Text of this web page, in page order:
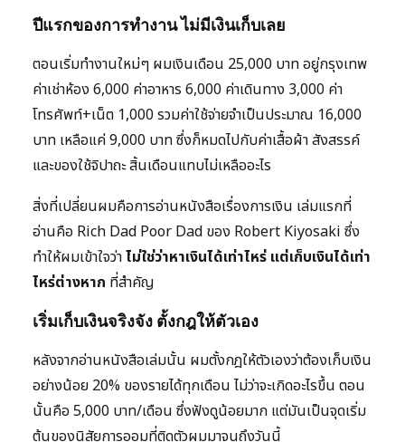
ปีแรกของการทำงาน ไม่มีเงินเก็บเลย
ตอนเริ่มทำงานใหม่ๆ ผมเงินเดือน 25,000 บาท อยู่กรุงเทพ
ค่าเช่าห้อง 6,000 ค่าอาหาร 6,000 ค่าเดินทาง 3,000 ค่า
โทรศัพท์+เน็ต 1,000 รวมค่าใช้จ่ายจำเป็นประมาณ 16,000
บาท เหลือแค่ 9,000 บาท ซึ่งก็หมดไปกับค่าเสื้อผ้า สังสรรค์
และของใช้จิปาถะ สิ้นเดือนแทบไม่เหลืออะไร
สิ่งที่เปลี่ยนผมคือการอ่านหนังสือเรื่องการเงิน เล่มแรกที่
อ่านคือ Rich Dad Poor Dad ของ Robert Kiyosaki ซึ่ง
ทำให้ผมเข้าใจว่าไม่ใช่ว่าหาเงินได้เท่าไหร่ แต่เก็บเงินได้เท่า
ไหร่ต่างหาก ที่สำคัญ
เริ่มเก็บเงินจริงจัง ตั้งกฎให้ตัวเอง
หลังจากอ่านหนังสือเล่มนั้น ผมตั้งกฎให้ตัวเองว่าต้องเก็บเงิน
อย่างน้อย 20% ของรายได้ทุกเดือน ไม่ว่าจะเกิดอะไรขึ้น ตอน
นั้นคือ 5,000 บาท/เดือน ซึ่งฟังดูน้อยมาก แต่มันเป็นจุดเริ่ม
ต้นของนิสัยการออมที่ติดตัวผมมาจนถึงวันนี้